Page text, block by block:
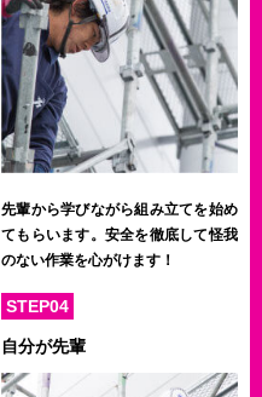
先輩から学びながら組み立てを始め
てもらいます。安全を徹底して怪我
のない作業を心がけます！
STEP04
自分が先輩